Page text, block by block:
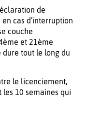
de
cas d’interruption
couche
et 21ème
dure tout le long du
le licenciement,
les 10 semaines qui